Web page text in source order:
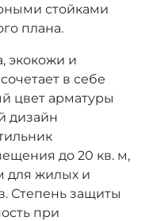
стойками
плана.
экокожи и
в себе
цвет арматуры
дизайн
до 20 кв. м,
для жилых и
Степень защиты
при